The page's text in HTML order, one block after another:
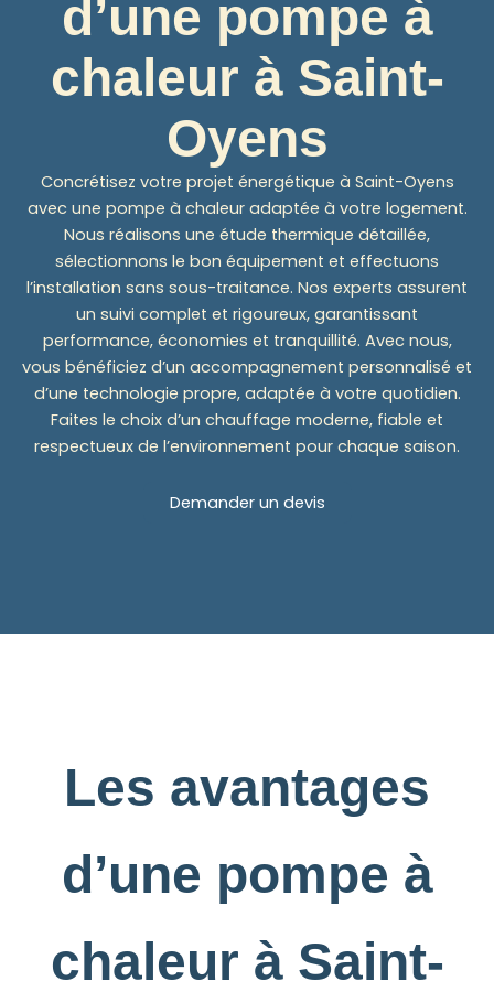
d’une pompe à
chaleur à Saint-
Oyens
Concrétisez votre projet énergétique à Saint-Oyens
avec une pompe à chaleur adaptée à votre logement.
Nous réalisons une étude thermique détaillée,
sélectionnons le bon équipement et effectuons
l’installation sans sous-traitance. Nos experts assurent
un suivi complet et rigoureux, garantissant
performance, économies et tranquillité. Avec nous,
vous bénéficiez d’un accompagnement personnalisé et
d’une technologie propre, adaptée à votre quotidien.
Faites le choix d’un chauffage moderne, fiable et
respectueux de l’environnement pour chaque saison.
Demander un devis
Les avantages
d’une pompe à
chaleur à Saint-